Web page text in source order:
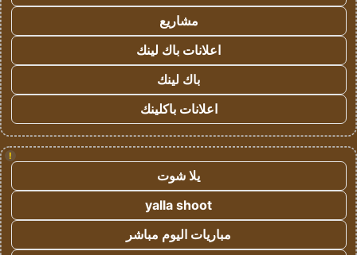
مشاريع
اعلانات باك لينك
باك لينك
اعلانات باكلينك
!
يلا شوت
yalla shoot
مباريات اليوم مباشر